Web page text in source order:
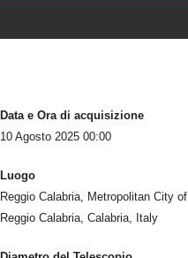
Data e Ora di acquisizione
10 Agosto 2025 00:00
Luogo
Reggio Calabria, Metropolitan City of
Reggio Calabria, Calabria, Italy